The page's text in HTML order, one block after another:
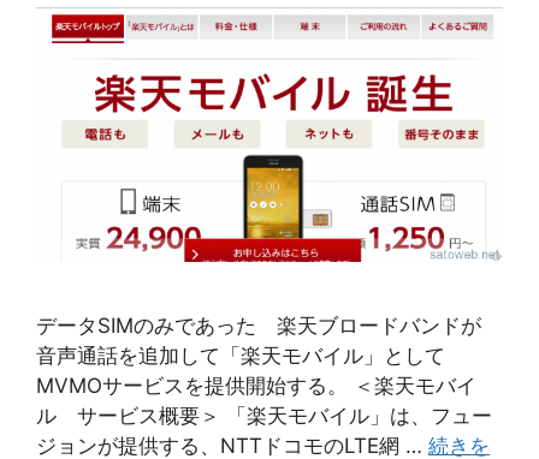
データSIMのみであった 楽天ブロードバンドが
音声通話を追加して「楽天モバイル」として
MVMOサービスを提供開始する。 ＜楽天モバイ
ル サービス概要＞ 「楽天モバイル」は、フュー
ジョンが提供する、NTTドコモのLTE網 … 続きを